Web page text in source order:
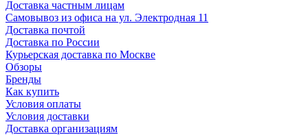
Доставка частным лицам
Самовывоз из офиса на ул. Электродная 11
Доставка почтой
Доставка по России
Курьерская доставка по Москве
Обзоры
Бренды
Как купить
Условия оплаты
Условия доставки
Доставка организациям